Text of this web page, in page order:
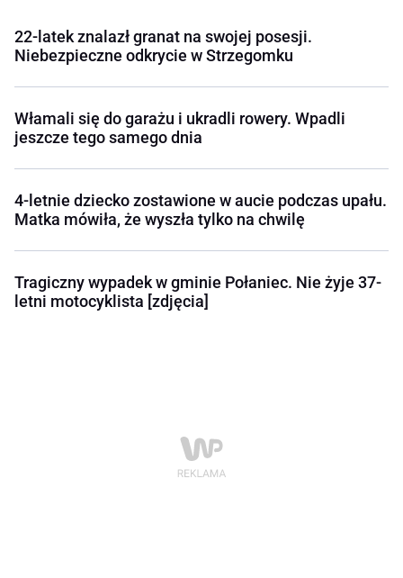
22-latek znalazł granat na swojej posesji.
Niebezpieczne odkrycie w Strzegomku
Włamali się do garażu i ukradli rowery. Wpadli
jeszcze tego samego dnia
4-letnie dziecko zostawione w aucie podczas upału.
Matka mówiła, że wyszła tylko na chwilę
Tragiczny wypadek w gminie Połaniec. Nie żyje 37-
letni motocyklista [zdjęcia]